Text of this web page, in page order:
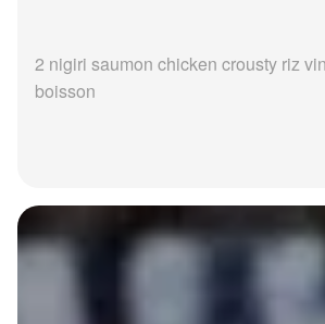
2 nigiri saumon chicken crousty riz
boisson